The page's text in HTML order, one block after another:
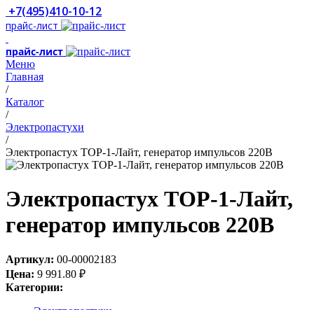
+7(495)410-10-12
прайс-лист
прайс-лист
Меню
Главная
/
Каталог
/
Электропастухи
/
Электропастух ТОР-1-Лайт, генератор импульсов 220В
Электропастух ТОР-1-Лайт,
генератор импульсов 220В
Артикул: 00-00002183
Цена: 9 991.80 ₽
Категории: